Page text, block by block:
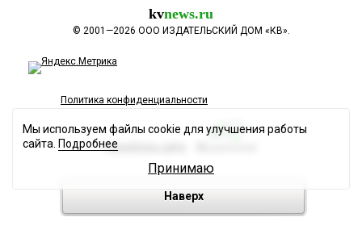
kvnews.ru
© 2001—2026 ООО ИЗДАТЕЛЬСКИЙ ДОМ «КВ».
Политика конфиденциальности
Разработка сайта
Наверх
Мы используем файлы cookie для улучшения работы
сайта. Подробнее
Принимаю